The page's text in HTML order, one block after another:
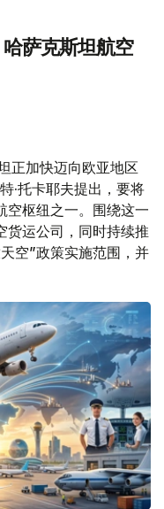
萨克斯坦航空
正加快迈向欧亚地区
·托卡耶夫提出，要将
空枢纽之一。围绕这一
货运公司，同时持续推
空”政策实施范围，并